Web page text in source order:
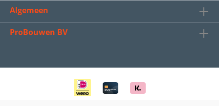
Algemeen
ProBouwen BV